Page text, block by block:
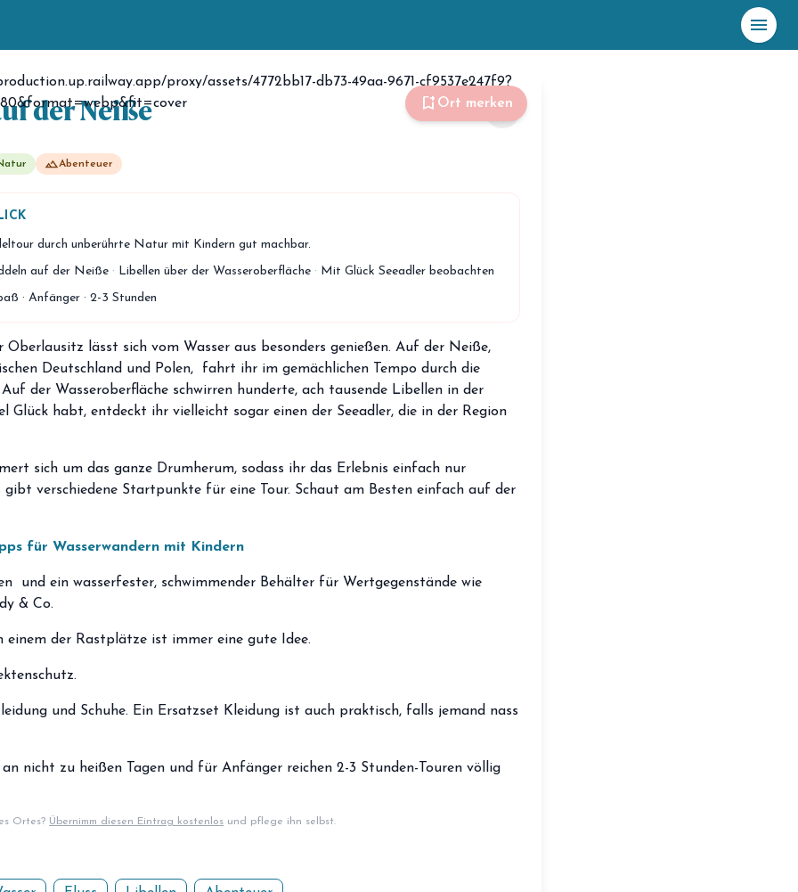
menu
☀️Heute
Plane mit Kro
hotel
map
storefront Shop
handshake Partnerschaft
bookmark_add Ort merken
der Neiße
landscapeAbenteuer
share
durch unberührte Natur mit Kindern gut machbar.
auf der Neiße · Libellen über der Wasseroberfläche · Mit Glück Seeadler beobachten
· Anfänger · 2-3 Stunden
Oberlausitz lässt sich vom Wasser aus besonders genießen. Auf der Neiße,
Deutschland und Polen, fahrt ihr im gemächlichen Tempo durch die
der Wasseroberfläche schwirren hunderte, ach tausende Libellen in der
Glück habt, entdeckt ihr vielleicht sogar einen der Seeadler, die in der Region
sich um das ganze Drumherum, sodass ihr das Erlebnis einfach nur
gibt verschiedene Startpunkte für eine Tour. Schaut am Besten einfach auf der
für Wasserwandern mit Kindern
und ein wasserfester, schwimmender Behälter für Wertgegenstände wie
& Co.
einem der Rastplätze ist immer eine gute Idee.
und Schuhe. Ein Ersatzset Kleidung ist auch praktisch, falls jemand nass
nicht zu heißen Tagen und für Anfänger reichen 2-3 Stunden-Touren völlig
Ortes? Übernimm diesen Eintrag kostenlos und pflege ihn selbst.